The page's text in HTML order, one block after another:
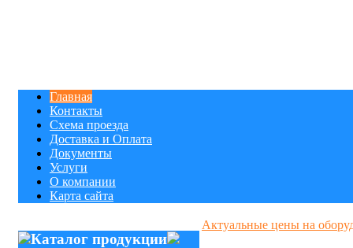
Главная
Контакты
Схема проезда
Доставка и Оплата
Документы
Услуги
О компании
Карта сайта
Каталог продукции
Актуальные цены на